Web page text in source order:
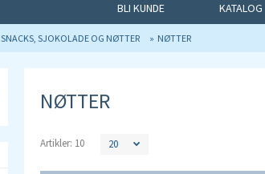
BLI KUNDE KATALOG
SNACKS, SJOKOLADE OG NØTTER NØTTER
NØTTER
Artikler: 10 20